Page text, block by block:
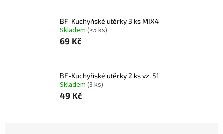
BF-Kuchyňské utěrky 3 ks MIX4
Skladem (>5 ks)
69 Kč
BF-Kuchyňské utěrky 2 ks vz. 51
Skladem (3 ks)
49 Kč